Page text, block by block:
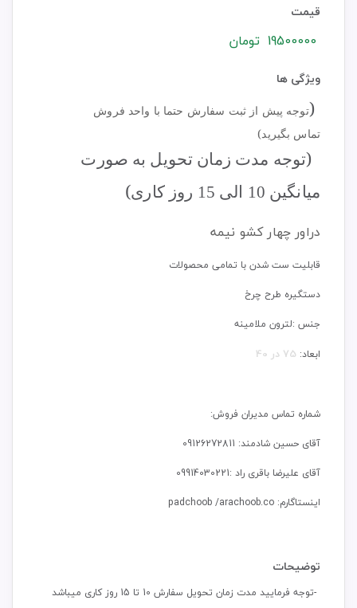
قیمت
19500000 تومان
ویژگی ها
(توجه پیش از ثبت سفارش حتما با واحد فروش
تماس بگیرید)
(توجه مدت زمان تحویل به صورت
میانگین 10 الی 15 روز کاری
)
دراور چهار کشو نیمه
قابلیت ست شدن با تمامی محصولات
دستگیره طرح چرخ
جنس :لترون ملامینه
ابعاد: 75 در 40
شماره تماس مدیران فروش:
آقای حسین شادمند: 09126272811
آقای علیرضا باقری راد :09914030221
اینستاگارم: padchoob /arachoob.co
توضیحات
-توجه فرمایید مدت زمان تحویل سفارش 10 تا 15 روز کاری میباشد